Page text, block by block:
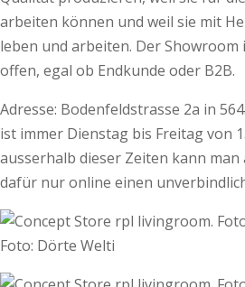
arbeiten können und weil sie mit
leben und arbeiten. Der
offen, egal ob Endkunde oder B2B.
Adresse: Bodenfeldstrasse 2a in
ist immer Dienstag bis Freitag von
ausserhalb dieser Zeiten kann man
dafür nur online einen
Foto: Dörte Welti